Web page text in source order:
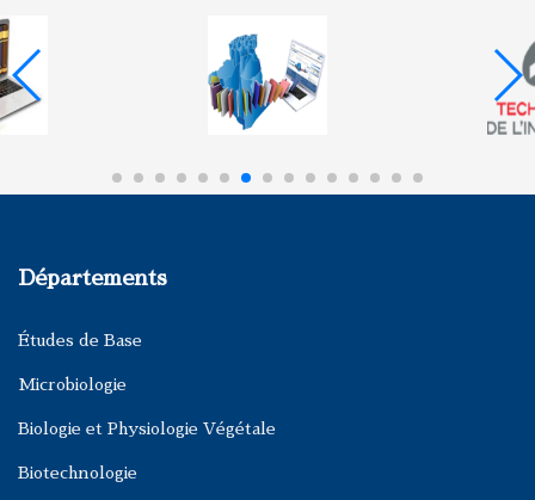
Départements
Études de Base
Microbiologie
Biologie et Physiologie Végétale
Biotechnologie